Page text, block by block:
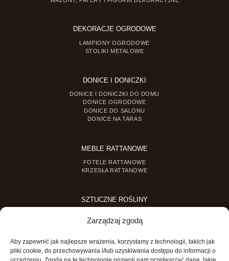
Zarządzaj zgodą
Aby zapewnić jak najlepsze wrażenia, korzystamy z technologii, takich jak
pliki cookie, do przechowywania i/lub uzyskiwania dostępu do informacji o
DEKORACJE OGRODOWE
LAMPIONY OGRODOWE
STOLIKI METALOWE
DONICE I DONICZKI
DONICE I DONICZKI DO DOMU
DONICE OGRODOWE
DONICE DO SALONU
DONICE NA TARAS
MEBLE RATTANOWE
FOTELE RATTANOWE
KRZESŁA RATTANOWE
SZTUCZNE ROŚLINY
SZTUCZNE ROŚLINY DONICZKOWE
MINI OGRODY